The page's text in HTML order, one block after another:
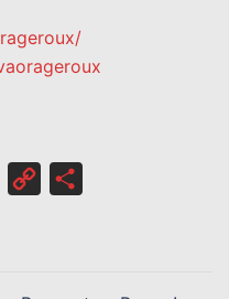
Email
Copy